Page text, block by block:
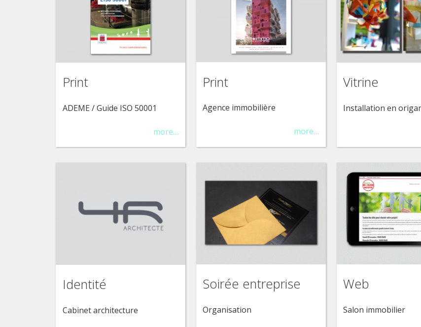
Print
ADEME / Guide ISO 50001
more…
Identité
Cabinet architecture
Print
Agence immobilière
more…
Soirée entreprise
Organisation
Vitrine
Installation en
Web
Salon immobilier